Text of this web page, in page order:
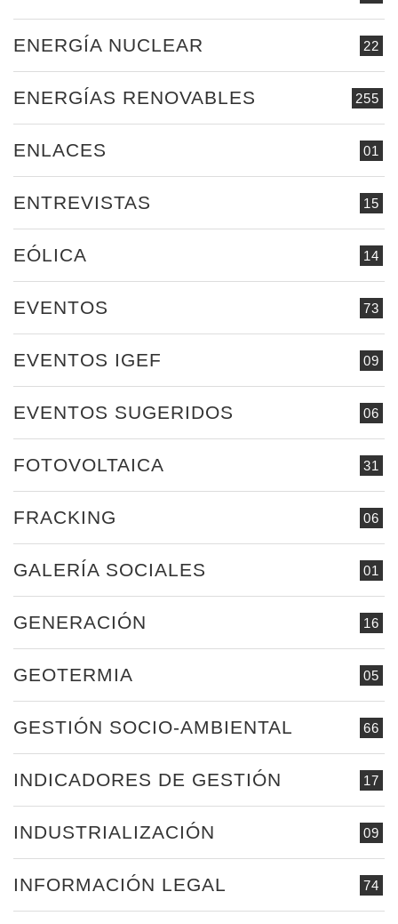
22
ENERGÍA NUCLEAR
255
ENERGÍAS RENOVABLES
01
ENLACES
15
ENTREVISTAS
14
EÓLICA
73
EVENTOS
09
EVENTOS IGEF
06
EVENTOS SUGERIDOS
31
FOTOVOLTAICA
06
FRACKING
01
GALERÍA SOCIALES
16
GENERACIÓN
05
GEOTERMIA
66
GESTIÓN SOCIO-AMBIENTAL
17
INDICADORES DE GESTIÓN
09
INDUSTRIALIZACIÓN
74
INFORMACIÓN LEGAL